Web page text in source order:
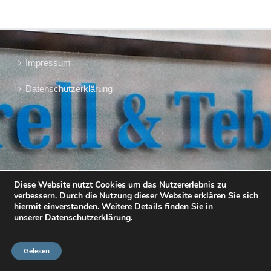
Impressum
Datenschutzerklärung
Diese Website nutzt Cookies um das Nutzererlebnis zu
verbessern. Durch die Nutzung dieser Website erklären Sie sich
hiermit einverstanden. Weitere Details finden Sie in
unserer Datenschutzerklärung.
Gelesen